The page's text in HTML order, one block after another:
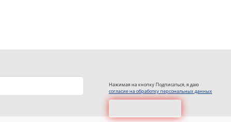
Нажимая на кнопку Подписаться, я даю
согласие на обработку персональных данных